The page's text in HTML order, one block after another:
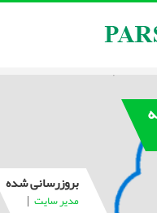
بروزرسانی شده
مدیر سایت |